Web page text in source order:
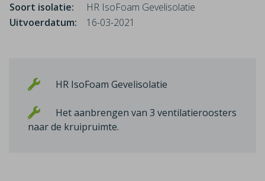
Soort isolatie:
HR IsoFoam Gevelisolatie
Uitvoerdatum:
16-03-2021
HR IsoFoam Gevelisolatie
Het aanbrengen van 3 ventilatieroosters
naar de kruipruimte.